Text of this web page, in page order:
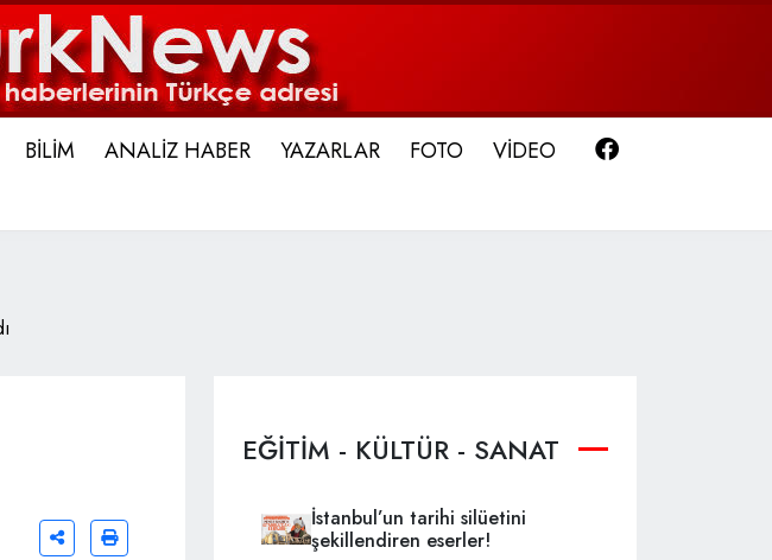
BİLİM ANALİZ HABER YAZARLAR FOTO VİDEO
EĞİTİM - KÜLTÜR - SANAT
İstanbul’un tarihi silüetini
şekillendiren eserler!